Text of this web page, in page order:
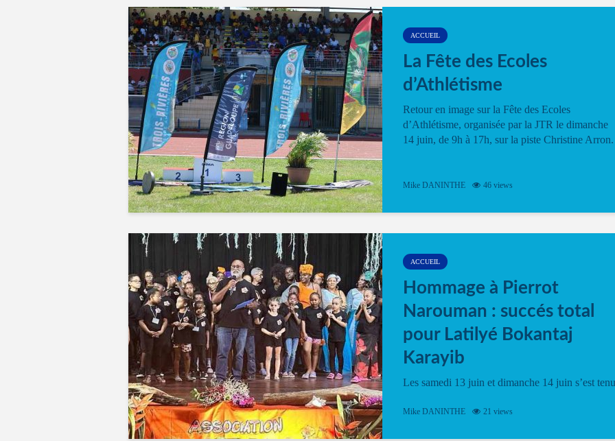
ACCUEIL
La Fête des Ecoles
d’Athlétisme
Retour en image sur la Fête des Ecoles
d’Athlétisme, organisée par la JTR le dimanche
14 juin, de 9h à 17h, sur la piste Christine Arron.
Mike DANINTHE 46 views
ACCUEIL
Hommage à Pierrot
Narouman : succés total
pour Latilyé Bokantaj
Karayib
Les samedi 13 juin et dimanche 14 juin s’est tenu
vibrant à Pierrot Narouman, organisé par
Mike DANINTHE 21 views